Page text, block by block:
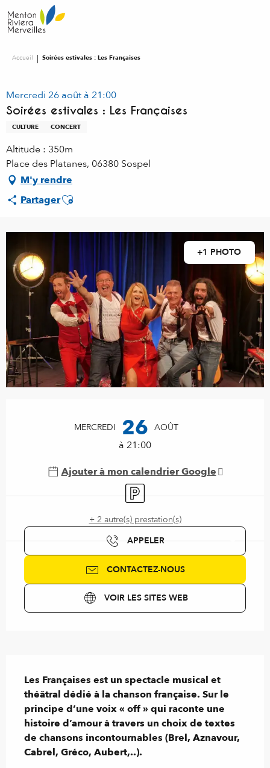
au
contenu
Accueil Soirées estivales : Les Françaises
Mercredi 26 août à 21:00
Soirées estivales : Les Françaises
CULTURE CONCERT
Altitude : 350m
Place des Platanes, 06380 Sospel
M'y rendre
PartagerAjouter aux favoris
+1 PHOTO
MERCREDI 26 AOÛT
à 21:00
Ajouter à mon calendrier Google
Parking
+ 2 autre(s) prestation(s)
APPELER
CONTACTEZ-NOUS
VOIR LES SITES WEB
Les Françaises est un spectacle musical et
théâtral dédié à la chanson française. Sur le
principe d’une voix « off » qui raconte une
histoire d’amour à travers un choix de textes
de chansons incontournables (Brel, Aznavour,
Cabrel, Gréco, Aubert,..).